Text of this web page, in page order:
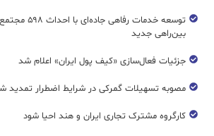
توسعه خدمات
بین‌راهی جدید
جزئیات فعال‌سازی «کیف پول ایران» اعلام شد
مصوبه تسهیلات گمرکی در شرایط اضطرار تمدید
کارگروه مشترک تجاری ایران و هند احیا شود